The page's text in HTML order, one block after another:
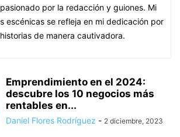
por la redacción y guiones. Mi
escénicas se refleja en mi dedicación por
de manera cautivadora.
Emprendimiento en el 2024:
descubre los 10 negocios más
rentables en...
Daniel Flores Rodríguez - 2 diciembre, 2023